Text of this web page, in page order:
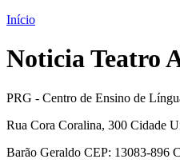
Início
Noticia Teatro
PRG - Centro de Ensino de
Rua Cora Coralina, 300 Cidade
Barão Geraldo CEP: 13083-896